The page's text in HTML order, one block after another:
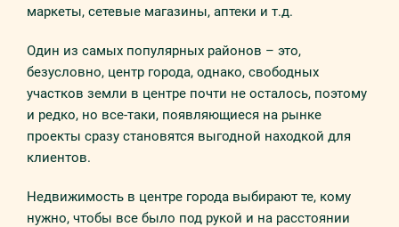
маркеты, сетевые магазины, аптеки и т.д.
Один из самых популярных районов – это,
безусловно, центр города, однако, свободных
участков земли в центре почти не осталось, поэтому
и редко, но все-таки, появляющиеся на рынке
проекты сразу становятся выгодной находкой для
клиентов.
Недвижимость в центре города выбирают те, кому
нужно, чтобы все было под рукой и на расстоянии